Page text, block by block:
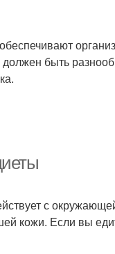
быть
с
кожи. Если вы